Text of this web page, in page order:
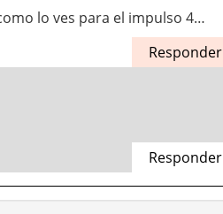
lo ves para el impulso 4…
Responder
Responder